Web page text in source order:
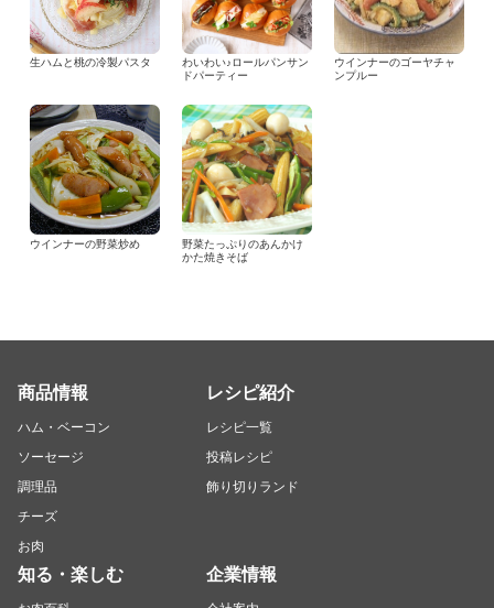
生ハムと桃の冷製パスタ
わいわい♪ロールパンサン
ドパーティー
ウインナーのゴーヤチャ
ンプルー
ウインナーの野菜炒め
野菜たっぷりのあんかけ
かた焼きそば
商品情報
ハム・ベーコン
ソーセージ
調理品
チーズ
お肉
レシピ紹介
レシピ一覧
投稿レシピ
飾り切りランド
知る・楽しむ 企業情報